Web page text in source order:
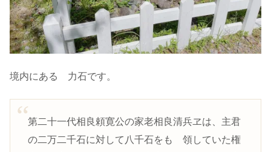
境内にある 力石です。
第二十一代相良頼寛公の家老相良清兵ヱは、主君
の二万二千石に対して八千石をも 領していた権